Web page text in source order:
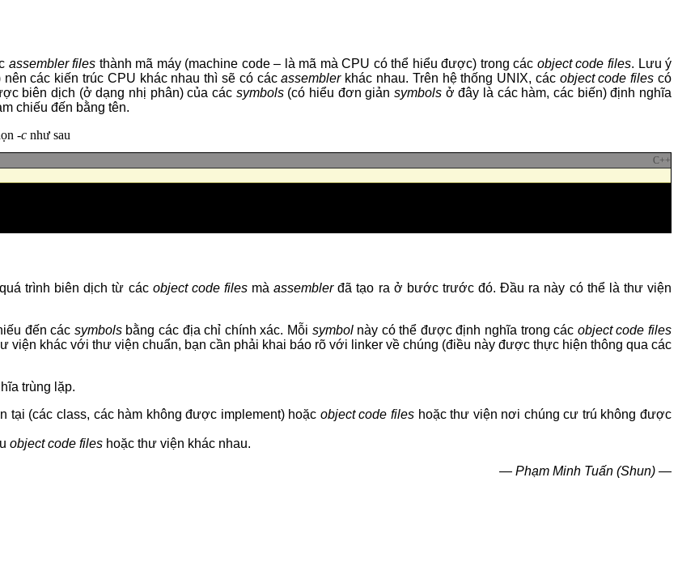
assembler files thành mã máy (machine code – là mã mà CPU có thể hiểu được) trong các object code files. Lưu ý
các kiến trúc CPU khác nhau thì sẽ có cácassembler khác nhau. Trên hệ thống UNIX, các object code files có
biên dịch (ở dạng nhị phân) của các symbols(có hiểu đơn giảnsymbols ở đây là các hàm, các biến) định nghĩa
chiếu đến bằng tên.
-c như sau
C++
trình biên dịch từ các object code filesmàassemblerđã tạo ra ở bước trước đó. Đầu ra này có thể là thư viện
đến các symbolsbằng các địa chỉ chính xác. Mỗi symbolnày có thể được định nghĩa trong các object code files
viện khác với thư viện chuẩn, bạn cần phải khai báo rõ với linker về chúng (điều này được thực hiện thông qua các
trùng lặp.
tại (các class, các hàm không được implement) hoặc object code fileshoặc thư viện nơi chúng cư trú không được
object code files hoặc thư viện khác nhau.
— Phạm Minh Tuấn (Shun) —